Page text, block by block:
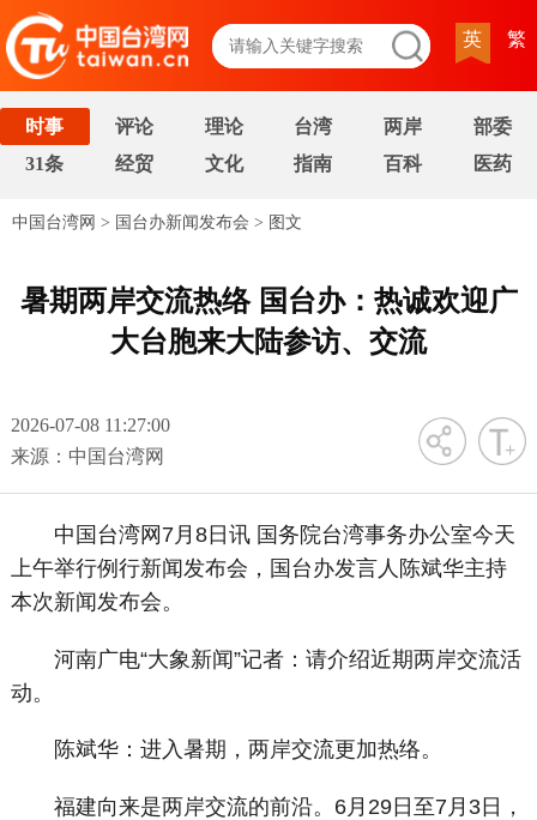
英 繁
时事 评论 理论 台湾 两岸
部委
31条
经贸 文化 指南 百科 医药
中国台湾网 > 国台办新闻发布会 > 图文
暑期两岸交流热络 国台办：热诚欢迎广
大台胞来大陆参访、交流
2026-07-08 11:27:00
来源：中国台湾网
字号
中国台湾网7月8日讯 国务院台湾事务办公室今天
上午举行例行新闻发布会，国台办发言人陈斌华主持
本次新闻发布会。
河南广电“大象新闻”记者：请介绍近期两岸交流活
动。
陈斌华：进入暑期，两岸交流更加热络。
福建向来是两岸交流的前沿。6月29日至7月3日，